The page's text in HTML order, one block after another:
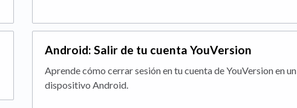
Android: Salir de tu cuenta YouVersion
Aprende cómo cerrar sesión en tu cuenta de YouVersion en un
dispositivo Android.